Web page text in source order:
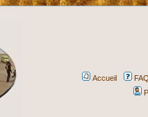
Accueil